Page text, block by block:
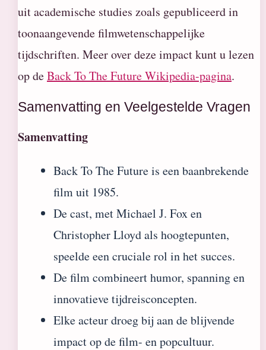
uit academische studies zoals gepubliceerd in
toonaangevende filmwetenschappelijke
tijdschriften. Meer over deze impact kunt u lezen
op deBack To The Future Wikipedia-pagina.
Samenvatting en Veelgestelde Vragen
Samenvatting
Back To The Future is een baanbrekende
film uit 1985.
De cast, met Michael J. Fox en
Christopher Lloyd als hoogtepunten,
speelde een cruciale rol in het succes.
De film combineert humor, spanning en
innovatieve tijdreisconcepten.
Elke acteur droeg bij aan de blijvende
impact op de film- en popcultuur.